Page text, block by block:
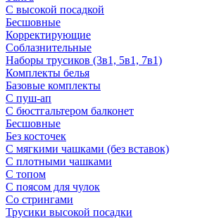
С высокой посадкой
Бесшовные
Корректирующие
Соблазнительные
Наборы трусиков (3в1, 5в1, 7в1)
Комплекты белья
Базовые комплекты
С пуш-ап
С бюстгальтером балконет
Бесшовные
Без косточек
С мягкими чашками (без вставок)
С плотными чашками
С топом
С поясом для чулок
Со стрингами
Трусики высокой посадки